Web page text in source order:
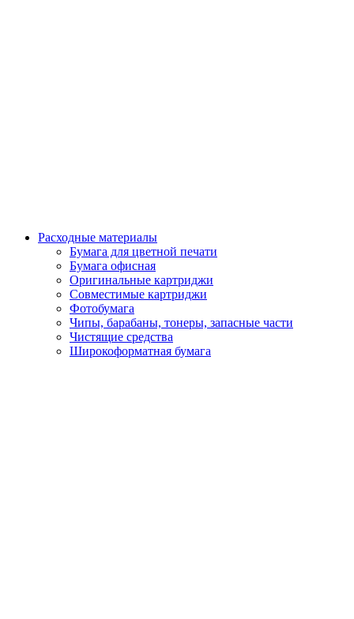
Расходные материалы
Бумага для цветной печати
Бумага офисная
Оригинальные картриджи
Совместимые картриджи
Фотобумага
Чипы, барабаны, тонеры, запасные части
Чистящие средства
Широкоформатная бумага